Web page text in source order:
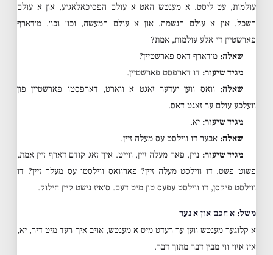
עולמות, עט ליסט. א מענטש האט א עולם הפסיכאלאגיע, און א עולם
השכל, און א עולם הנשמה, און א עולם המעשה, וכו׳ וכו׳. מ׳דארף
פארשטיין די אלע עולמות, אמת?
שאלה: מ׳דארף דאס פארשטיין?
מגיד שיעור: דו דארפסט פארשטיין.
שאלה: וואס ווען יעדער זאגט א ווארט, דארפסטו פארשטיין פון
וועלכע עולם ער זאגט דאס.
מגיד שיעור: יא.
שאלה: אבער דו ווילסט עס מעלה זיין.
מגיד שיעור: ניין, פאר מעלה זיין, ווייט. איך זאג קודם דארף זיין אמת,
פשוט פשט. דו ווילסט מעלה זיין? פארוואס ווילסטו עס מעלה זיין? דו
ווילסט פיקסן, דו ווילסט עפעס טון מיט דעם. ס׳איז נישט קיין חילוק.
משל: א חכם און א נער
א קלוגער מענטש ווען ער רעדט מיט א מענטש, אויב איך רעד מיט דיר, יא,
איז אזוי ווי מבין דבר מתוך דבר.